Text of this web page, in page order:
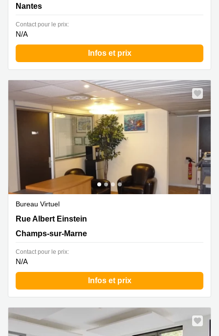
Nantes
Contact pour le prix:
N/A
Infos et prix
Bureau Virtuel
11 Rue Albert Einstein, Champs-sur-Marne
Rue Albert Einstein
Champs-sur-Marne
Contact pour le prix:
N/A
Infos et prix